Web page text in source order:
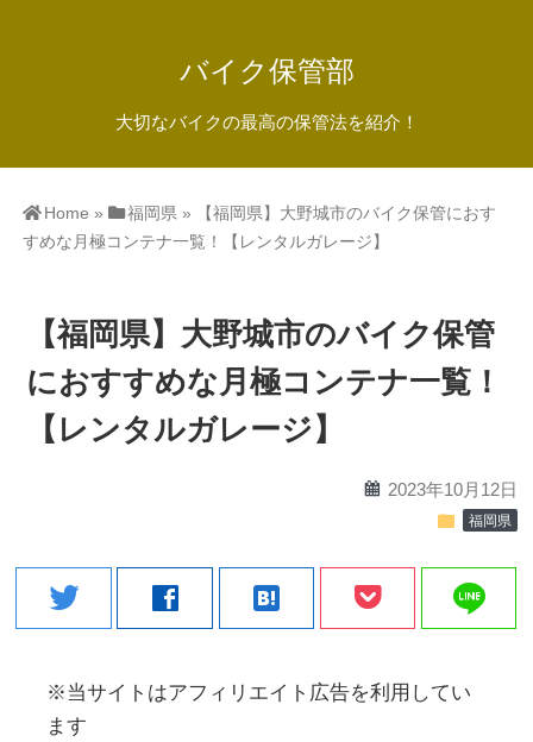
バイク保管部
大切なバイクの最高の保管法を紹介！
Home » 福岡県 »
【福岡県】大野城市のバイク保管におす
すめな月極コンテナ一覧！【レンタルガレージ】
【福岡県】大野城市のバイク保管
におすすめな月極コンテナ一覧！
【レンタルガレージ】
calendar 2023年10月12日
folder 福岡県
twitter facebook hatenabookmark line
※当サイトはアフィリエイト広告を利用してい
ます